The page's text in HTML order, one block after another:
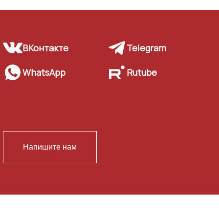
ВКонтакте Telegram
WhatsApp Rutube
Напишите нам